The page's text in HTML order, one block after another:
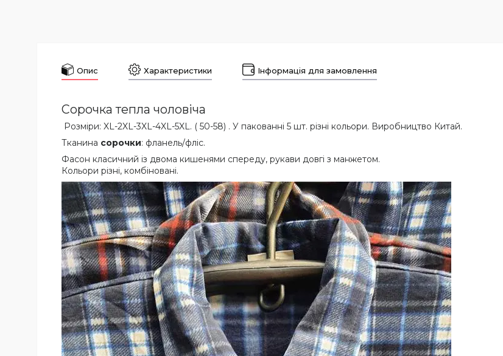
Опис Характеристики Інформація для замовлення
Сорочка тепла чоловіча
Розміри: XL-2XL-3XL-4XL-5XL. ( 50-58) . У пакованні 5 шт. різні кольори. Виробництво Китай.
Тканина сорочки: фланель/фліс.
Фасон класичний із двома кишенями спереду, рукави довгі з манжетом.
Кольори різні, комбіновані.